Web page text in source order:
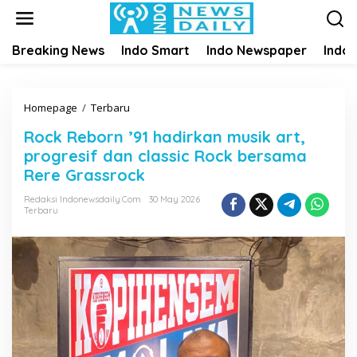
Breaking News Indo Smart Indo Newspaper Indo
Homepage / Terbaru
c
k
R
b
r
n
'
9
h
a
d
Rock Reborn ’91 hadirkan musik art,
progresif dan classic Rock bersama
Rere Grassrock
Redaksi Indonewsdaily.com
30 May 2026
Terbaru